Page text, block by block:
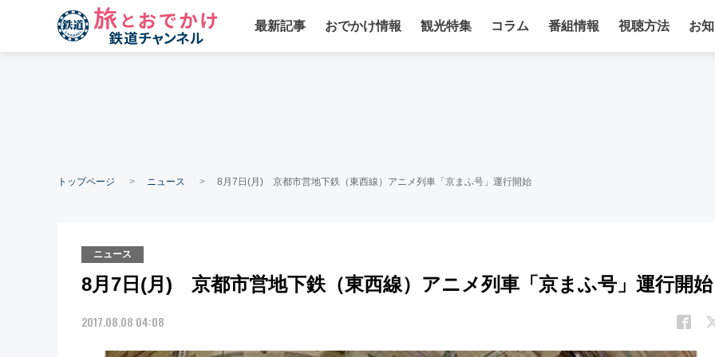
最新記事 おでかけ情報 観光特集 コラム 番組情報 視聴方法 お
トップページ ニュース 8月7日(月) 京都市営地下鉄（東西線）アニメ列車「京まふ号」運行開始
ニュース
8月7日(月) 京都市営地下鉄（東西線）アニメ列車「京まふ号」運行開始
2017.08.08 04:08